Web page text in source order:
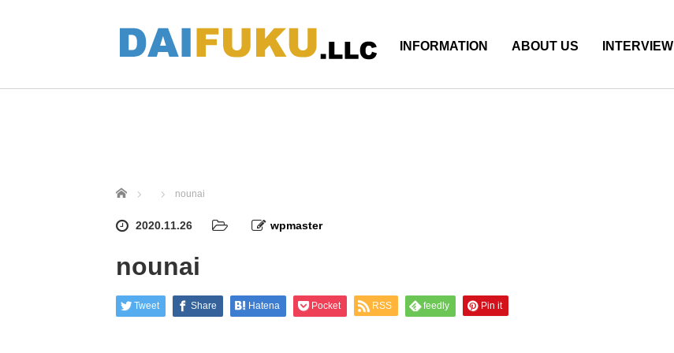
INFORMATION ABOUT US INTERVIEW
ホーム nounai
2020.11.26 wpmaster
nounai
Tweet Share Hatena Pocket RSS feedly Pin it